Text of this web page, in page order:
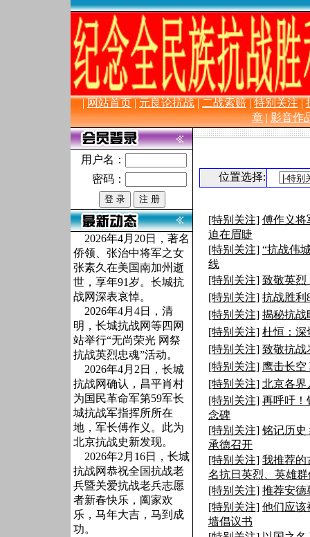
长 城 抗
|网站首页|元良论抗战|二战索赔|特别关注|
章|影音作
用户名：
密码：
2026年4月20日，著名
侨领、张治中将军之女
张素久在美国南加州逝
世，享年91岁。长城抗
战网深表哀悼。
2026年4月4日，清
明，长城抗战网等四网
站举行“无尚荣光 网祭
抗战英烈忠魂”活动。
2026年4月2日，长城
抗战网确认，昌平肖村
为国民革命军第59军长
城抗战军指挥所所在
地，军长傅作义。此为
北京抗战史新发现。
2026年2月16日，长城
抗战网恭祝全国抗战老
兵暨关爱抗战老兵志愿
者新春快乐，阖家欢
乐，马年大吉，马到成
功。
位置选择:
[特别关注] 傅作义将
迫在眉睫
[特别关注] “抗战伟
线
[特别关注] 致敬英烈
[特别关注] 抗战胜利
[特别关注] 揭秘抗战
[特别关注] 杜恒：深
[特别关注] 致敬抗战
[特别关注] 鹰击长空
[特别关注] 北京各界
[特别关注] 再呼吁！
念碑
[特别关注] 铭记历史
承德召开
[特别关注] 我推荐的
名抗日英烈、英雄
[特别关注] 推荐安德
[特别关注] 他们应该
墙倡议书